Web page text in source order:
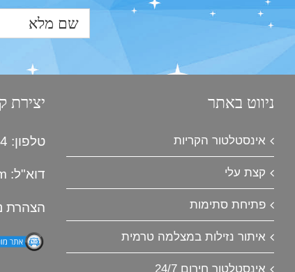
ניווט באתר
אינסטלטור הקריות
קצת עלי
פתיחת סתימות
איתור נזילות במצלמה טרמית
אינסטלטור חירום 24/7
יצירת
טלפון: 055-953-8144
דוא"ל:
הצהרת